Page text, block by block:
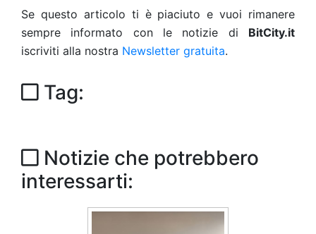
Se questo articolo ti è piaciuto e vuoi rimanere
sempre informato con le notizie di BitCity.it
iscriviti alla nostra Newsletter gratuita.
Tag:
Notizie che potrebbero
interessarti: